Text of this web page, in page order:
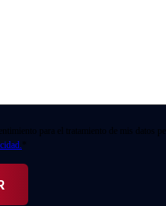
para el tratamiento de mis datos
*